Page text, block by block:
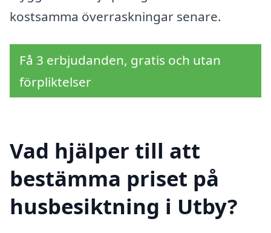
kostsamma överraskningar senare.
Få 3 erbjudanden, gratis och utan
förpliktelser
Vad hjälper till att
bestämma priset på
husbesiktning i Utby?